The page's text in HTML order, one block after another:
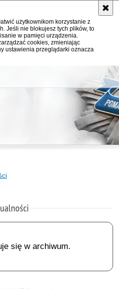
użytkownikom korzystanie z
Jeśli nie blokujesz tych plików, to
w pamięci urządzenia.
cookies, zmieniając
ustawienia przeglądarki oznacza
się w archiwum.